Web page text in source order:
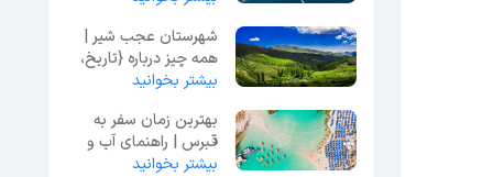
شهرستان عجب شیر |
همه چیز درباره {تاریخ،
فرهنگ، جاذبه‌ها}
بیشتر بخوانید
بهترین زمان سفر به
قبرس | راهنمای آب و
هوا و هزینه‌ها
بیشتر بخوانید